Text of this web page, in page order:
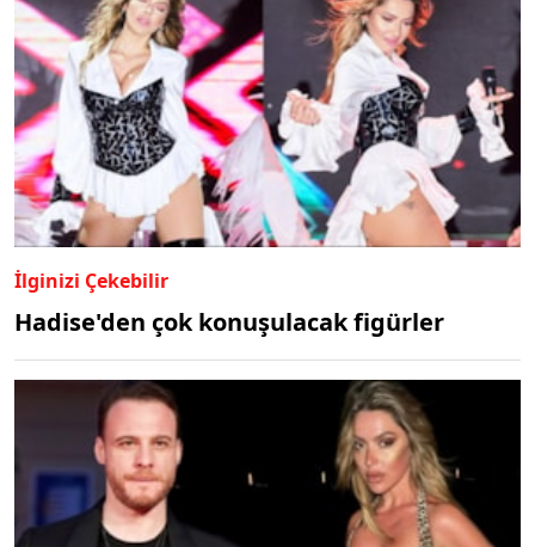
İlginizi Çekebilir
Hadise'den çok konuşulacak figürler